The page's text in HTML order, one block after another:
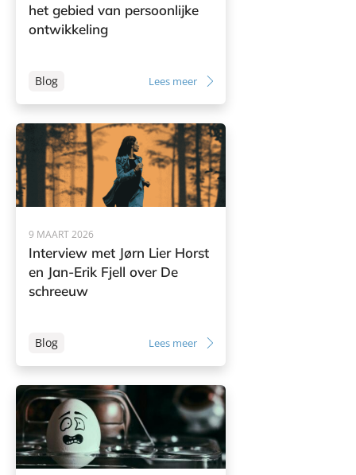
het gebied van persoonlijke
ontwikkeling
Blog Lees meer
9 MAART 2026
Interview met Jørn Lier Horst
en Jan-Erik Fjell over De
schreeuw
Blog Lees meer